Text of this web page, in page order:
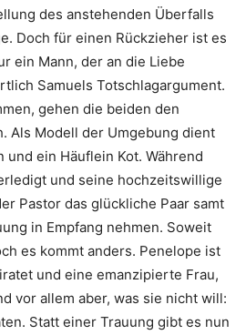
des anstehenden Überfalls
Doch für einen Rückzieher ist es
ein Mann, der an die Liebe
Samuels Totschlagargument.
gehen die beiden den
Als Modell der Umgebung dient
und ein Häuflein Kot. Während
und seine hochzeitswillige
Pastor das glückliche Paar samt
in Empfang nehmen. Soweit
es kommt anders. Penelope ist
und eine emanzipierte Frau,
vor allem aber, was sie nicht will:
Statt einer Trauung gibt es nun